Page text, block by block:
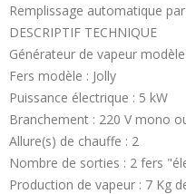
Remplissage automatique
DESCRIPTIF TECHNIQUE
Générateur de vapeur modèle
Fers modèle : Jolly
Puissance électrique : 5 kW
Branchement : 220 V mono
Allure(s) de chauffe : 2
Nombre de sorties : 2 fers
Production de vapeur : 7 Kg